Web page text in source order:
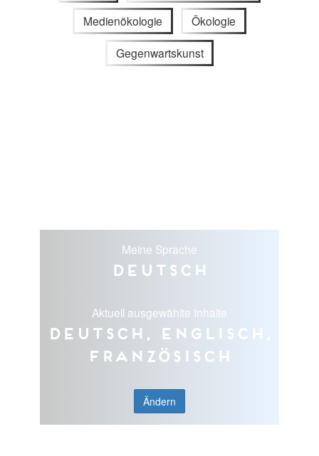
Medienökologie Ökologie
Gegenwartskunst
Meine Sprache
Deutsch
Aktuell ausgewählte Inhalte
Deutsch, Englisch,
Französisch
Ändern